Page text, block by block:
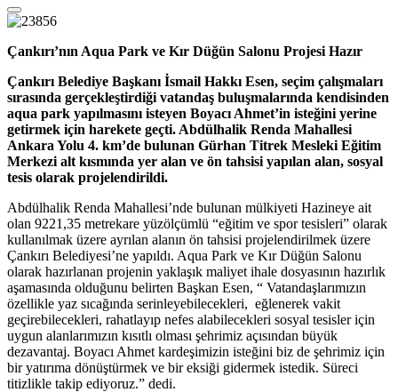
Çankırı’nın Aqua Park ve Kır Düğün Salonu Projesi Hazır
Çankırı Belediye Başkanı İsmail Hakkı Esen, seçim çalışmaları
sırasında gerçekleştirdiği vatandaş buluşmalarında kendisinden
aqua park yapılmasını isteyen Boyacı Ahmet’in isteğini yerine
getirmek için harekete geçti. Abdülhalik Renda Mahallesi
Ankara Yolu 4. km’de bulunan Gürhan Titrek Mesleki Eğitim
Merkezi alt kısmında yer alan ve ön tahsisi yapılan alan, sosyal
tesis olarak projelendirildi.
Abdülhalik Renda Mahallesi’nde bulunan mülkiyeti Hazineye ait
olan 9221,35 metrekare yüzölçümlü “eğitim ve spor tesisleri” olarak
kullanılmak üzere ayrılan alanın ön tahsisi projelendirilmek üzere
Çankırı Belediyesi’ne yapıldı. Aqua Park ve Kır Düğün Salonu
olarak hazırlanan projenin yaklaşık maliyet ihale dosyasının hazırlık
aşamasında olduğunu belirten Başkan Esen, “ Vatandaşlarımızın
özellikle yaz sıcağında serinleyebilecekleri, eğlenerek vakit
geçirebilecekleri, rahatlayıp nefes alabilecekleri sosyal tesisler için
uygun alanlarımızın kısıtlı olması şehrimiz açısından büyük
dezavantaj. Boyacı Ahmet kardeşimizin isteğini biz de şehrimiz için
bir yatırıma dönüştürmek ve bir eksiği gidermek istedik. Süreci
titizlikle takip ediyoruz.” dedi.